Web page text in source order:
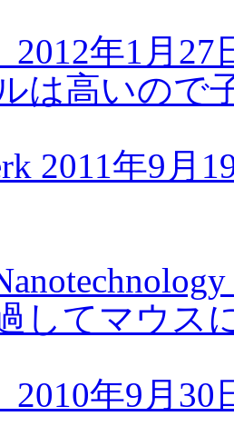
年1月
は高いので
2011年9
してマウス
年9月30